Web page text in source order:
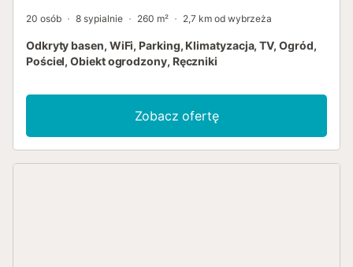
20 osób 8 sypialnie 260 m² 2,7 km od wybrzeża
Odkryty basen, WiFi, Parking, Klimatyzacja, TV, Ogród,
Pościel, Obiekt ogrodzony, Ręczniki
Zobacz ofertę